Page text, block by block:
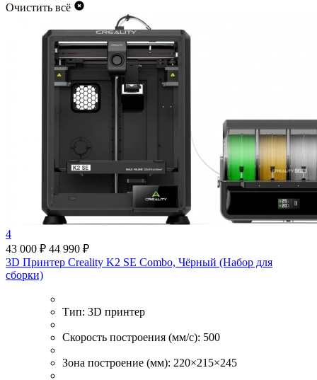
Очистить всё
4
43 000 ₽ 44 990 ₽
3D Принтер Creality K2 SE Combo, Чёрный (Набор для
сборки)
Тип: 3D принтер
Скорость построения (мм/с): 500
Зона построение (мм): 220×215×245